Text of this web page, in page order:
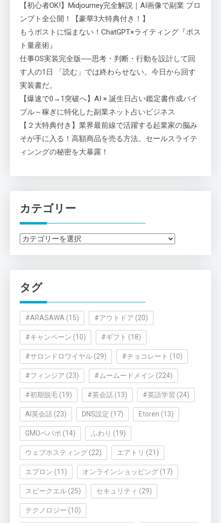
【初心者OK!】Midjourney完全解説｜AI画像で副業 プロ
ンプト全公開！【豪華3大特典付き！】
もうポストに悩まない！ChatGPT×ライティング『ポス
ト量産術』
仕事OS実装完全版──思考・判断・行動を設計して回
す人の1日 「読む」では終わらせない。今日から回す
実装書だ。
【爆速で0→1突破へ】AI × 誕生日占い鑑定書作成バイ
ブル～稼ぎに特化した副業ネット占いビジネス
【２大特典付き】業界最前線で活躍する起業家の脳み
そが手に入る！高額商品を売る方法。セールスライテ
ィンングの秘密を大暴露！
カテゴリー
カ
ー
タグ
#ARASAWA (15) #アウトドア (20)
#キャンペーン (10) #ギフト (18)
#サロンドロワイヤル (29) #チョコレート (10)
#フィンジア (23) #ムームードメイン (224)
#初期脱毛 (19) #英会話 (13) #英語学習 (24)
AI英会話 (23) DNS設定 (17) Etoren (13)
GMOペパボ (14) ふわり (19)
ウェブホスティング (22) エアトリ (21)
エプロン (11) オンラインショッピング (17)
スピークエル (25) セキュリティ (29)
テクノロジー (10)